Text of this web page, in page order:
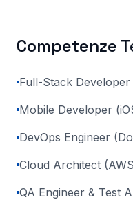
Competenze
Full-Stack
Mobile Developer
DevOps Engineer
Cloud Architect
QA Engineer & Test